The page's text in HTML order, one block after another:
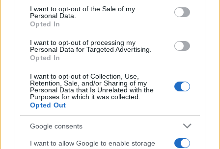
consent section.
I want to opt-out of the Sale of my
Personal Data.
Opted In
I want to opt-out of processing my
Personal Data for Targeted Advertising.
Opted In
I want to opt-out of Collection, Use,
Retention, Sale, and/or Sharing of my
Personal Data that Is Unrelated with the
Purposes for which it was collected.
Opted Out
Google consents
I want to allow Google to enable storage
Continua a leggere
BASKET